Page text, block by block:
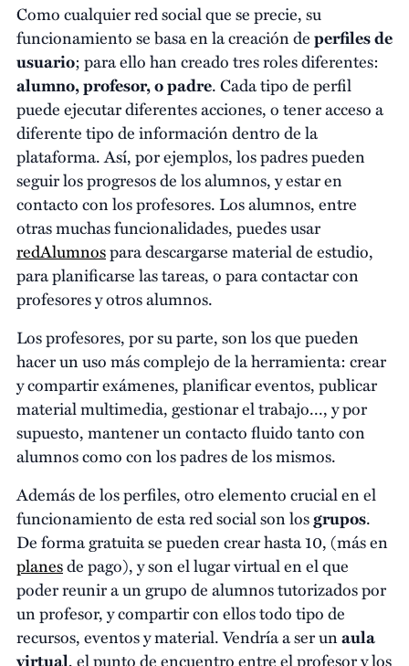
Como cualquier red social que se precie, su
funcionamiento se basa en la creación deperfiles de
usuario; para ello han creado tres roles diferentes:
alumno, profesor, o padre. Cada tipo de perfil
puede ejecutar diferentes acciones, o tener acceso a
diferente tipo de información dentro de la
plataforma. Así, por ejemplos, los padres pueden
seguir los progresos de los alumnos, y estar en
contacto con los profesores. Los alumnos, entre
otras muchas funcionalidades, puedes usar
redAlumnospara descargarse material de estudio,
para planificarse las tareas, o para contactar con
profesores y otros alumnos.
Los profesores, por su parte, son los que pueden
hacer un uso más complejo de la herramienta: crear
y compartir exámenes, planificar eventos, publicar
material multimedia, gestionar el trabajo..., y por
supuesto, mantener un contacto fluido tanto con
alumnos como con los padres de los mismos.
Además de los perfiles, otro elemento crucial en el
funcionamiento de esta red social son losgrupos.
De forma gratuita se pueden crear hasta 10, (más en
planesde pago), y son el lugar virtual en el que
poder reunir a un grupo de alumnos tutorizados por
un profesor, y compartir con ellos todo tipo de
recursos, eventos y material. Vendría a ser unaula
virtual, el punto de encuentro entre el profesor y los